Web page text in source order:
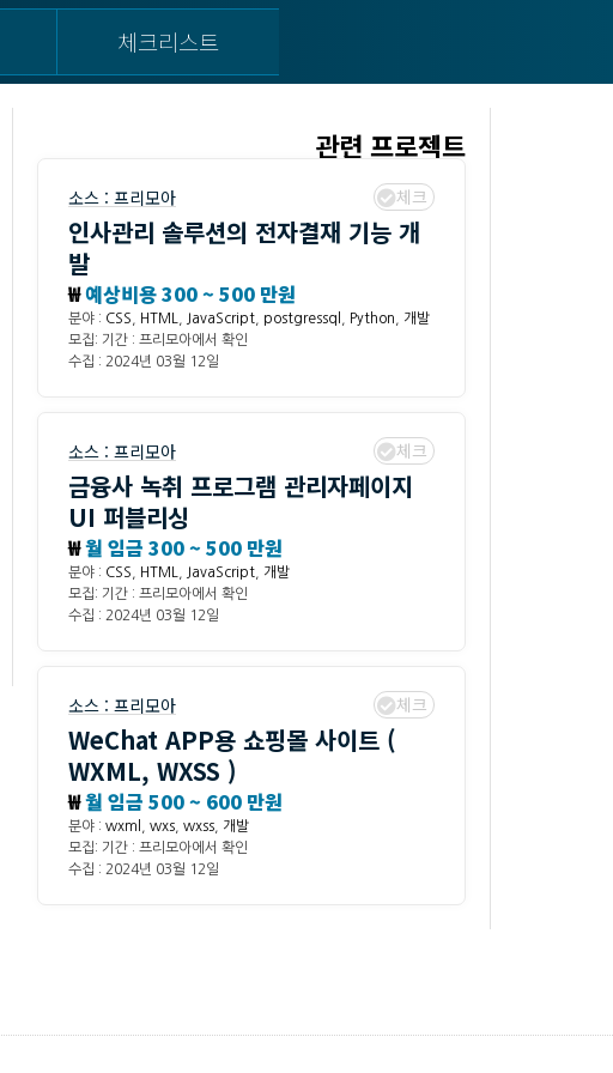
체크리스트
관련 프로젝트
소스 : 프리모아 체크
인사관리 솔루션의 전자결재 기능 개
발
₩예상비용 300 ~ 500 만원
분야 : CSS HTML JavaScript postgressql Python
개발
모집: 기간 : 프리모아에서 확인
수집 : 2024년 03월 12일
소스 : 프리모아 체크
금융사 녹취 프로그램 관리자페이지
UI 퍼블리싱
₩월 임금 300 ~ 500 만원
분야 : CSS HTML JavaScript
개발
모집: 기간 : 프리모아에서 확인
수집 : 2024년 03월 12일
소스 : 프리모아 체크
WeChat APP용 쇼핑몰 사이트 (
WXML, WXSS )
₩월 임금 500 ~ 600 만원
분야 : wxml wxs wxss
개발
모집: 기간 : 프리모아에서 확인
수집 : 2024년 03월 12일